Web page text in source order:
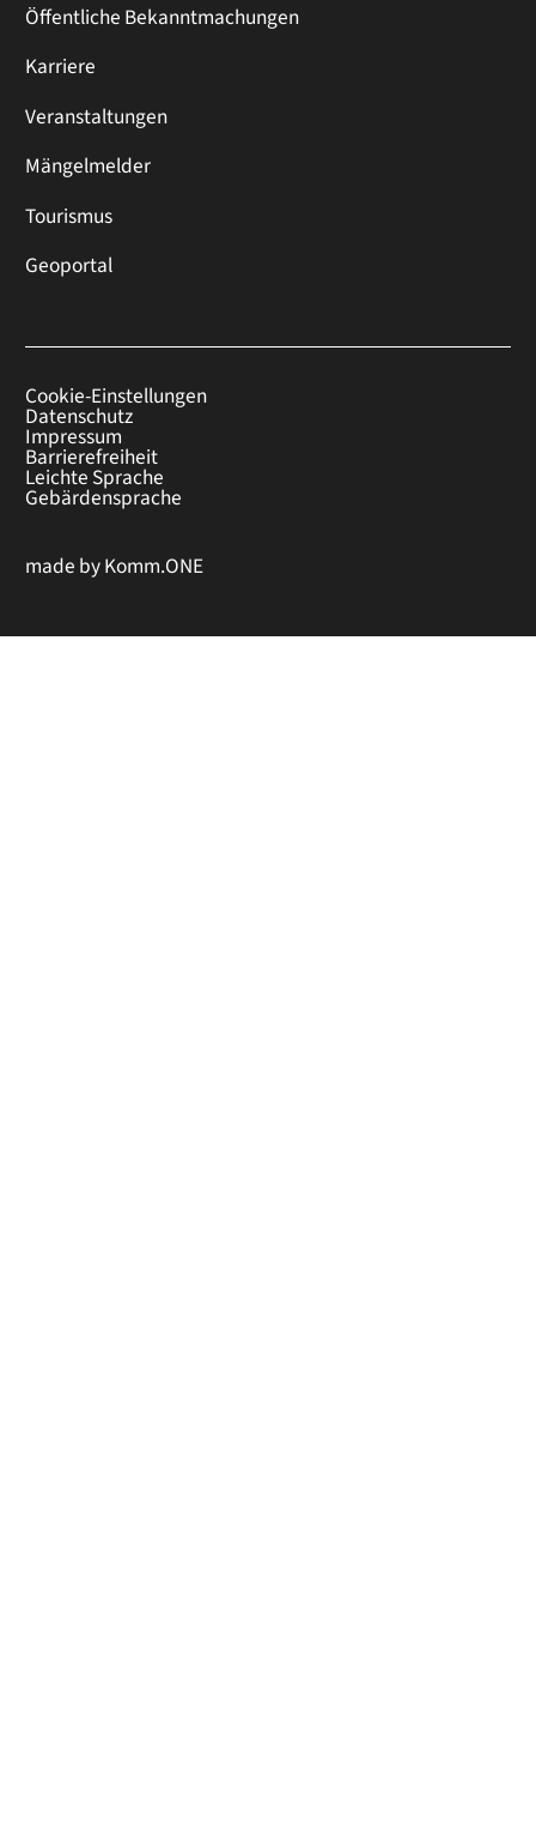
Öffentliche Bekanntmachungen
Karriere
Veranstaltungen
Mängelmelder
Tourismus
Geoportal
Cookie-Einstellungen
Datenschutz
Impressum
Barrierefreiheit
Leichte Sprache
Gebärdensprache
made byKomm.ONE